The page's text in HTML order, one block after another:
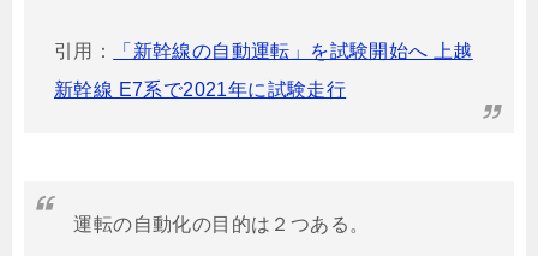
引用：
「新幹線の自動運転」を試験開始へ 上越
新幹線 E7系で2021年に試験走行
運転の自動化の目的は２つある。